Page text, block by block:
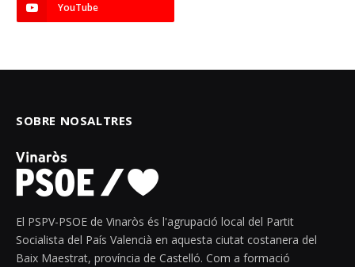
YouTube
SOBRE NOSALTRES
El PSPV-PSOE de Vinaròs és l'agrupació local del Partit
Socialista del País Valencià en aquesta ciutat costanera del
Baix Maestrat, província de Castelló. Com a formació